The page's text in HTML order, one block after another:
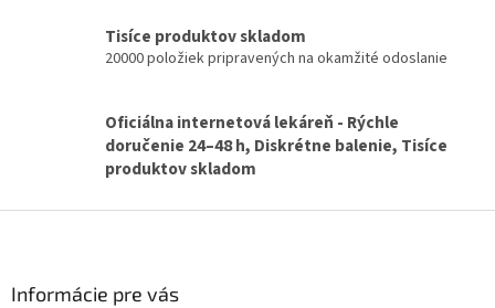
k
y
p
s
u
Tisíce produktov skladom
20000 položiek pripravených na okamžité odoslanie
Oficiálna internetová lekáreň - Rýchle
doručenie 24–48 h, Diskrétne balenie, Tisíce
produktov skladom
Informácie pre vás